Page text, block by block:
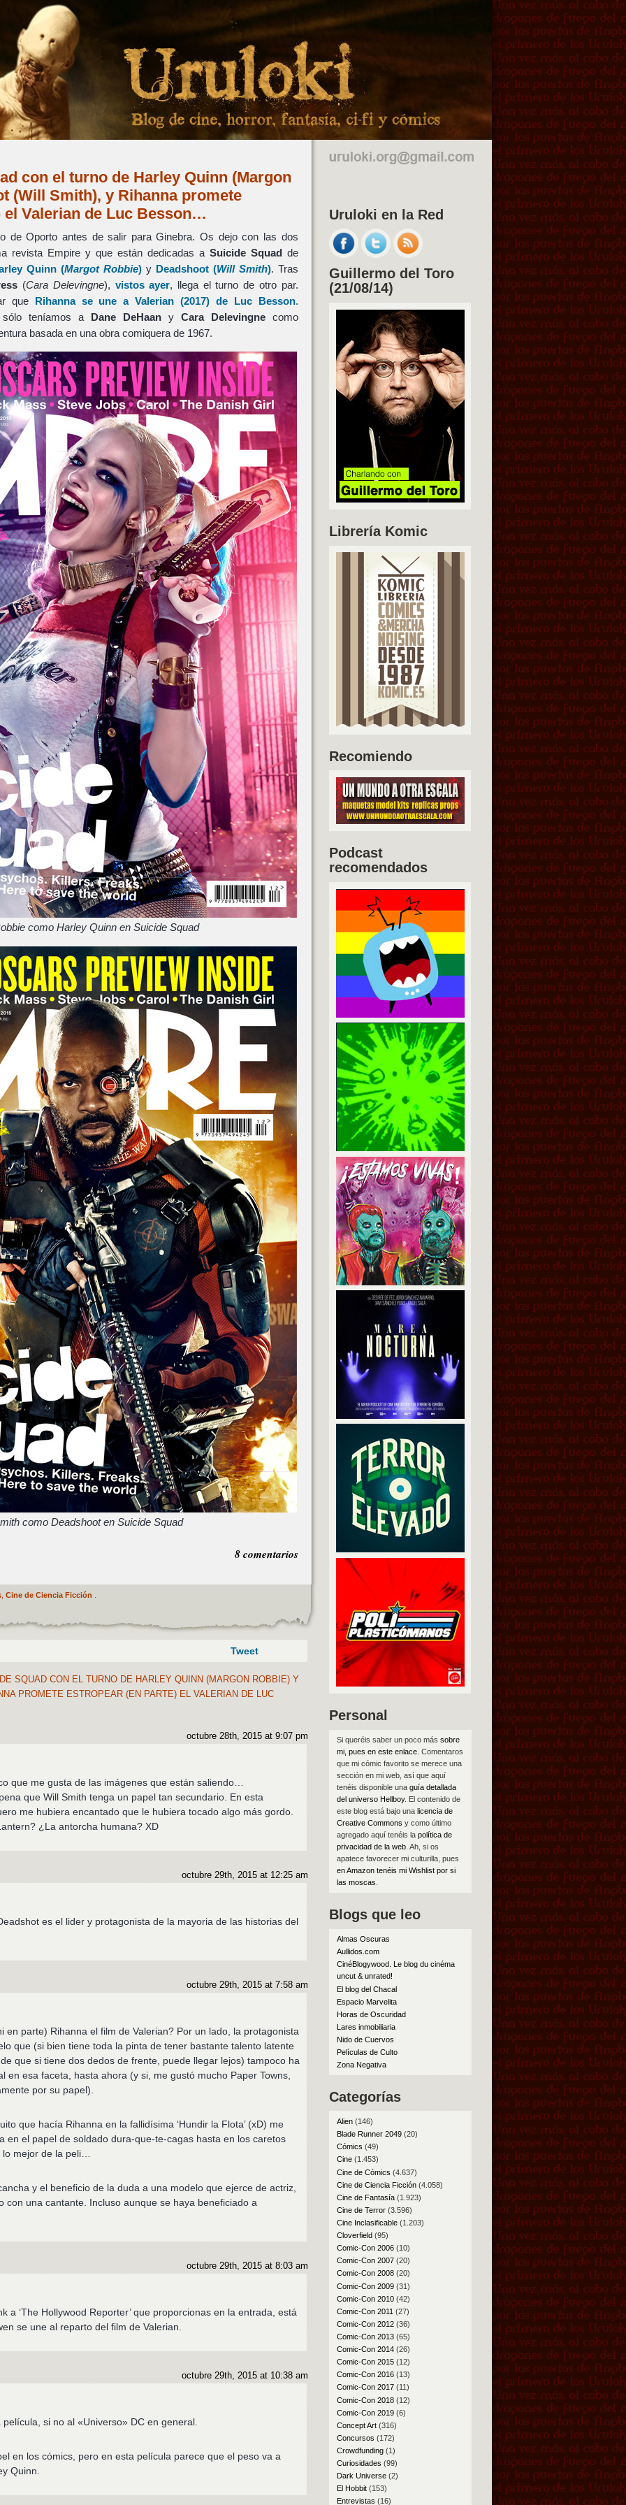
con el turno de Harley Quinn (Margon
(Will Smith), y Rihanna promete
el Valerian de Luc Besson…
de Oporto antes de salir para Ginebra. Os dejo con las dos
revista Empire y que están dedicadas a Suicide Squadde
Quinn(Margot Robbie)y Deadshoot(Will Smith). Tras
(Cara Delevingne), vistos ayer, llega el turno de otro par.
que Rihannase une aValerian (2017) de Luc Besson.
teníamos a Dane DeHaany Cara Delevingnecomo
basada en una obra comiquera de 1967.
como Harley Quinn en Suicide Squad
como Deadshoot en Suicide Squad
8 comentarios
, Cine de Ciencia Ficción
Tweet
SQUAD CON EL TURNO DE HARLEY QUINN (MARGON ROBBIE) Y
PROMETE ESTROPEAR (EN PARTE) EL VALERIAN DE LUC
octubre 28th, 2015 at 9:07 pm
que me gusta de las imágenes que están saliendo…
que Will Smith tenga un papel tan secundario. En esta
me hubiera encantado que le hubiera tocado algo más gordo.
¿La antorcha humana? XD
octubre 29th, 2015 at 12:25 am
es el lider y protagonista de la mayoria de las historias del
octubre 29th, 2015 at 7:58 am
en parte) Rihanna el film de Valerian? Por un lado, la protagonista
que (si bien tiene toda la pinta de tener bastante talento latente
que si tiene dos dedos de frente, puede llegar lejos) tampoco ha
en esa faceta, hasta ahora (y si, me gustó mucho Paper Towns,
por su papel).
que hacía Rihanna en la fallidísima ‘Hundir la Flota’ (xD) me
en el papel de soldado dura-que-te-cagas hasta en los caretos
mejor de la peli…
y el beneficio de la duda a una modelo que ejerce de actriz,
con una cantante. Incluso aunque se haya beneficiado a
octubre 29th, 2015 at 8:03 am
a ‘The Hollywood Reporter’ que proporcionas en la entrada, está
se une al reparto del film de Valerian.
octubre 29th, 2015 at 10:38 am
si no al «Universo» DC en general.
en los cómics, pero en esta película parece que el peso va a
Quinn.
Uruloki en la Red
Guillermo del Toro
(21/08/14)
Librería Komic
Recomiendo
Podcast
recomendados
Personal
Si queréis saber un poco más sobre
mi, pues en este enlace. Comentaros
que mi cómic favorito se merece una
sección en mi web, así que aquí
tenéis disponible una guía detallada
del universo Hellboy. El contenido de
este blog está bajo una licencia de
Creative Commons y como último
agregado aquí tenéis la política de
privacidad de la web. Ah, si os
apatece favorecer mi culturilla, pues
en Amazon tenéis mi Wishlist por si
las moscas
Blogs que leo
Almas Oscuras
Aullidos.com
CinéBlogywood. Le blog du cinéma
uncut & unrated!
El blog del Chacal
Espacio Marvelita
Horas de Oscuridad
Lares inmobiliaria
Nido de Cuervos
Películas de Culto
Zona Negativa
Categorías
Alien(146)
Blade Runner 2049(20)
Cómics (49)
Cine(1.453)
Cine de Cómics (4.637)
Cine de Ciencia Ficción(4.058)
Cine de Fantasía(1.923)
Cine de Terror(3.596)
Cine Inclasificable(1.203)
Cloverfield(95)
Comic-Con 2006(10)
Comic-Con 2007(20)
Comic-Con 2008(20)
Comic-Con 2009(31)
Comic-Con 2010(42)
Comic-Con 2011 (27)
Comic-Con 2012(36)
Comic-Con 2013(65)
Comic-Con 2014(26)
Comic-Con 2015(12)
Comic-Con 2016(13)
Comic-Con 2017(11)
Comic-Con 2018(12)
Comic-Con 2019(6)
Concept Art(316)
Concursos (172)
Crowdfunding(1)
Curiosidades (99)
Dark Universe(2)
El Hobbit(153)
Entrevistas (16)